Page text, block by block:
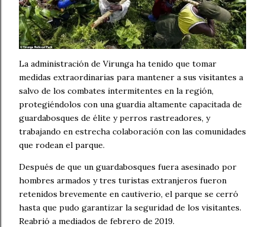
La administración de Virunga ha tenido que tomar
medidas extraordinarias para mantener a sus visitantes a
salvo de los combates intermitentes en la región,
protegiéndolos con una guardia altamente capacitada de
guardabosques de élite y perros rastreadores, y
trabajando en estrecha colaboración con las comunidades
que rodean el parque.
Después de que un guardabosques fuera asesinado por
hombres armados y tres turistas extranjeros fueron
retenidos brevemente en cautiverio, el parque se cerró
hasta que pudo garantizar la seguridad de los visitantes.
Reabrió a mediados de febrero de 2019.